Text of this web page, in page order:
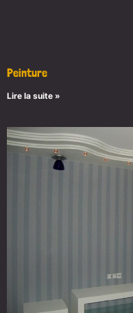
Peinture
Lire la suite »